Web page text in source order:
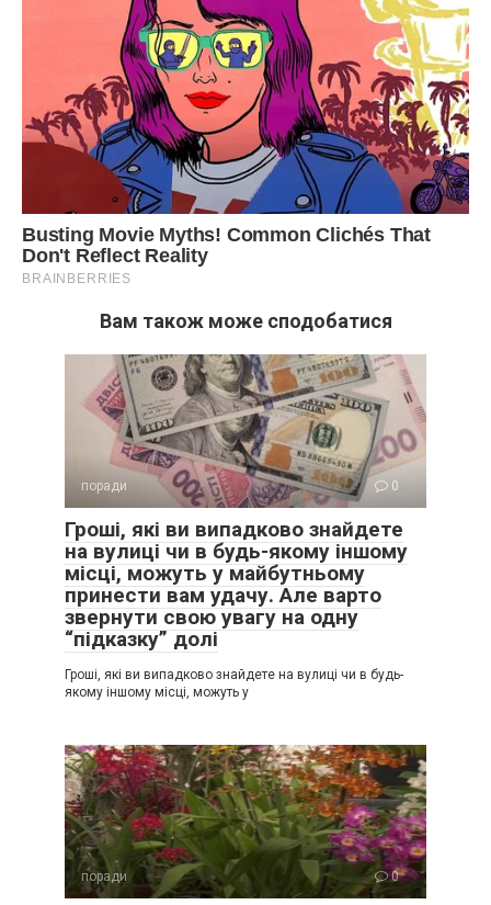
Вам також може сподобатися
поради 0
Гроші, які ви випадково знайдете
на вулиці чи в будь-якому іншому
місці, можуть у майбутньому
принести вам удачу. Але варто
звернути свою увагу на одну
“підказку” долі
Гроші, які ви випадково знайдете на вулиці чи в будь-
якому іншому місці, можуть у
поради 0